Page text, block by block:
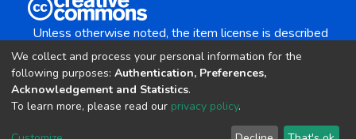
Unless otherwise noted, the item license is described
Creative Commons Attribution-NonCommercial-
copyright © 2002-2026 LYRASIS
We collect and process your personal information for the
following purposes: Authentication, Preferences,
Acknowledgement and Statistics.
To learn more, please read our privacy policy.